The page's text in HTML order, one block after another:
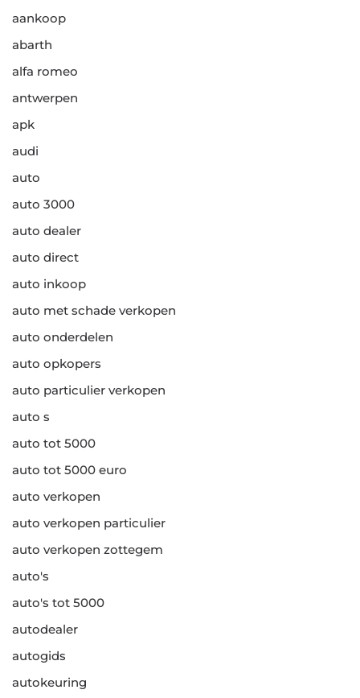
aankoop
abarth
alfa romeo
antwerpen
apk
audi
auto
auto 3000
auto dealer
auto direct
auto inkoop
auto met schade verkopen
auto onderdelen
auto opkopers
auto particulier verkopen
auto s
auto tot 5000
auto tot 5000 euro
auto verkopen
auto verkopen particulier
auto verkopen zottegem
auto's
auto's tot 5000
autodealer
autogids
autokeuring